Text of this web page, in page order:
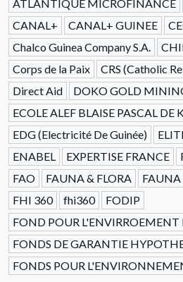
ATLANTIQUE MICROFINANCE
CANAL+
CANAL+ GUINEE
Chalco Guinea Company S.A.
Corps de la Paix
CRS (Catholic
Direct Aid
DOKO GOLD
ECOLE ALEF BLAISE PASCAL DE
EDG (Electricité De Guinée)
ENABEL
EXPERTISE FRANCE
FAO
FAUNA & FLORA FAUNA
FHI 360
fhi360
FODIP
FOND POUR
FONDS DE GARANTIE
FONDS POUR